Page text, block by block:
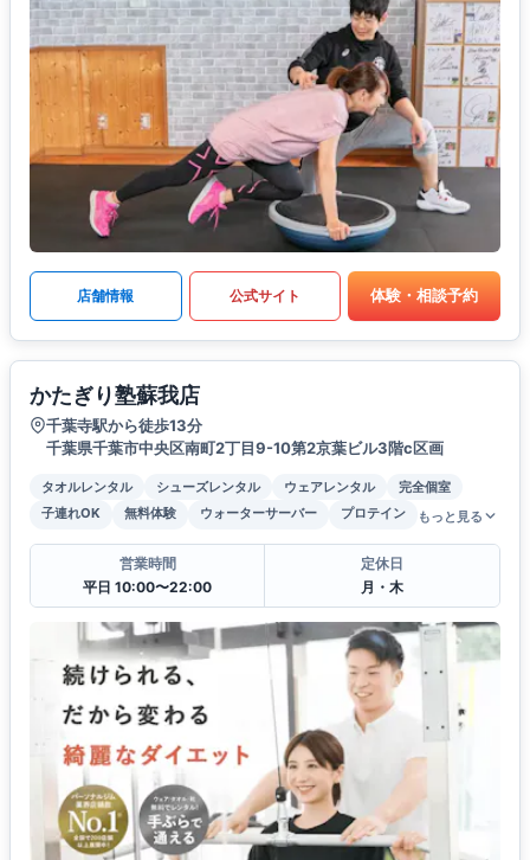
店舗情報 公式サイト 体験・相談予約
かたぎり塾蘇我店
千葉寺駅から徒歩13分
千葉県千葉市中央区南町2丁目9-10第2京葉ビル3階c区画
タオルレンタル シューズレンタル ウェアレンタル
完全個室
子連れOK
無料体験 ウォーターサーバー プロテイン もっと見る
営業時間
平日 10:00〜22:00
定休日
月・木